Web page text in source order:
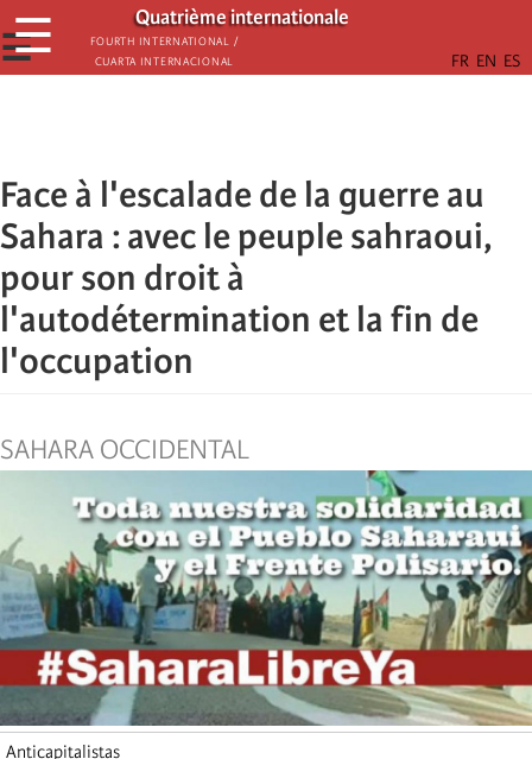
Παράκαμψη
προς
το
Quatrième internationale
Fourth International /
Cuarta Internacional
☰
☰
Face à l'escalade de la guerre au
Sahara : avec le peuple sahraoui,
pour son droit à
l'autodétermination et la fin de
l'occupation
SAHARA OCCIDENTAL
Anticapitalistas